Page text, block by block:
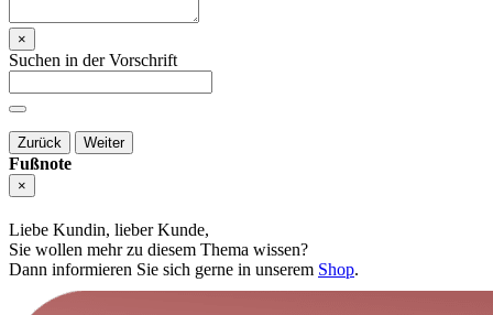
×
Suchen in der Vorschrift
Zurück Weiter
Fußnote
×
Liebe Kundin, lieber Kunde,
Sie wollen mehr zu diesem Thema wissen?
Dann informieren Sie sich gerne in unserem Shop.